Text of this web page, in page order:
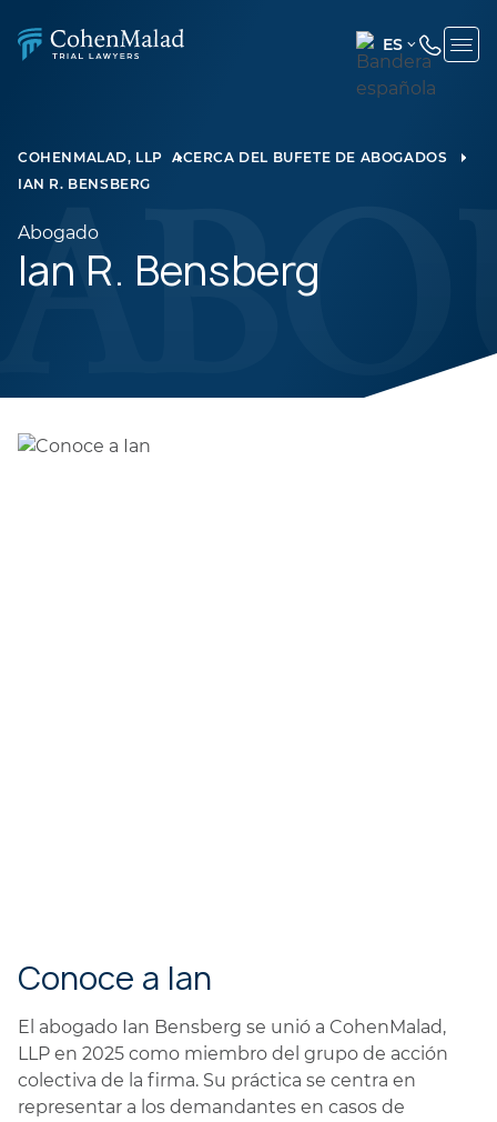
ES
ENGLISH
COHENMALAD, LLP ACERCA DEL BUFETE DE ABOGADOS
IAN R. BENSBERG
Abogado
Ian R. Bensberg
Conoce a Ian
El abogado Ian Bensberg se unió a CohenMalad,
LLP en 2025 como miembro del grupo de acción
colectiva de la firma. Su práctica se centra en
representar a los demandantes en casos de